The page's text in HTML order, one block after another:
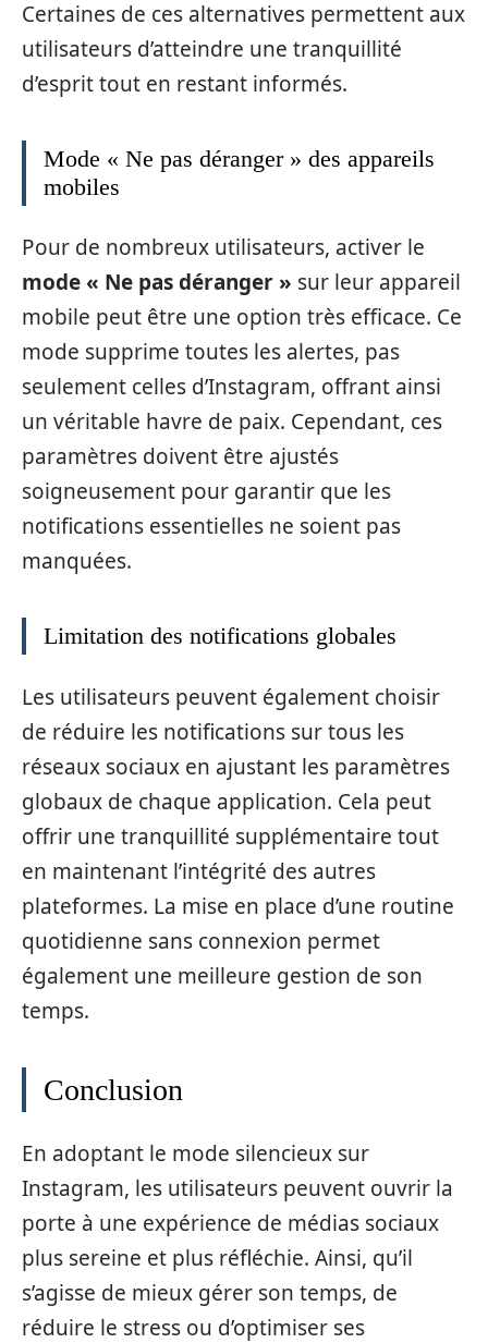
Certaines de ces alternatives permettent aux
utilisateurs d’atteindre une tranquillité
d’esprit tout en restant informés.
Mode « Ne pas déranger » des appareils
mobiles
Pour de nombreux utilisateurs, activer le
mode « Ne pas déranger » sur leur appareil
mobile peut être une option très efficace. Ce
mode supprime toutes les alertes, pas
seulement celles d’Instagram, offrant ainsi
un véritable havre de paix. Cependant, ces
paramètres doivent être ajustés
soigneusement pour garantir que les
notifications essentielles ne soient pas
manquées.
Limitation des notifications globales
Les utilisateurs peuvent également choisir
de réduire les notifications sur tous les
réseaux sociaux en ajustant les paramètres
globaux de chaque application. Cela peut
offrir une tranquillité supplémentaire tout
en maintenant l’intégrité des autres
plateformes. La mise en place d’une routine
quotidienne sans connexion permet
également une meilleure gestion de son
temps.
Conclusion
En adoptant le mode silencieux sur
Instagram, les utilisateurs peuvent ouvrir la
porte à une expérience de médias sociaux
plus sereine et plus réfléchie. Ainsi, qu’il
s’agisse de mieux gérer son temps, de
réduire le stress ou d’optimiser ses